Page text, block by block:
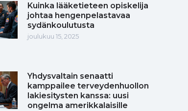
Kuinka lääketieteen opiskelija
johtaa hengenpelastavaa
sydänkoulutusta
joulukuu 15, 2025
Yhdysvaltain senaatti
kamppailee terveydenhuollon
lakiesitysten kanssa: uusi
ongelma amerikkalaisille